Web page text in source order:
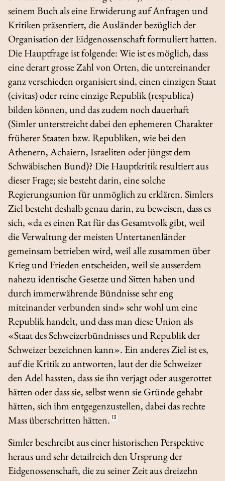
seinem Buch als eine Erwiderung auf Anfragen und
Kritiken präsentiert, die Ausländer bezüglich der
Organisation der Eidgenossenschaft formuliert hatten.
Die Hauptfrage ist folgende: Wie ist es möglich, dass
eine derart grosse Zahl von Orten, die untereinander
ganz verschieden organisiert sind, einen einzigen Staat
(civitas) oder reine einzige Republik (respublica)
bilden können, und das zudem noch dauerhaft
(Simler unterstreicht dabei den ephemeren Charakter
früherer Staaten bzw. Republiken, wie bei den
Athenern, Achaiern, Israeliten oder jüngst dem
Schwäbischen Bund)? Die Hauptkritik resultiert aus
dieser Frage; sie besteht darin, eine solche
Regierungsunion für unmöglich zu erklären. Simlers
Ziel besteht deshalb genau darin, zu beweisen, dass es
sich, «da es einen Rat für das Gesamtvolk gibt, weil
die Verwaltung der meisten Untertanenländer
gemeinsam betrieben wird, weil alle zusammen über
Krieg und Frieden entscheiden, weil sie ausserdem
nahezu identische Gesetze und Sitten haben und
durch immerwährende Bündnisse sehr eng
miteinander verbunden sind» sehr wohl um eine
Republik handelt, und dass man diese Union als
«Staat des Schweizerbündnisses und Republik der
Schweizer bezeichnen kann». Ein anderes Ziel ist es,
auf die Kritik zu antworten, laut der die Schweizer
den Adel hassten, dass sie ihn verjagt oder ausgerottet
hätten oder dass sie, selbst wenn sie Gründe gehabt
hätten, sich ihm entgegenzustellen, dabei das rechte
Mass überschritten hätten. 13
Simler beschreibt aus einer historischen Perspektive
heraus und sehr detailreich den Ursprung der
Eidgenossenschaft, die zu seiner Zeit aus dreizehn